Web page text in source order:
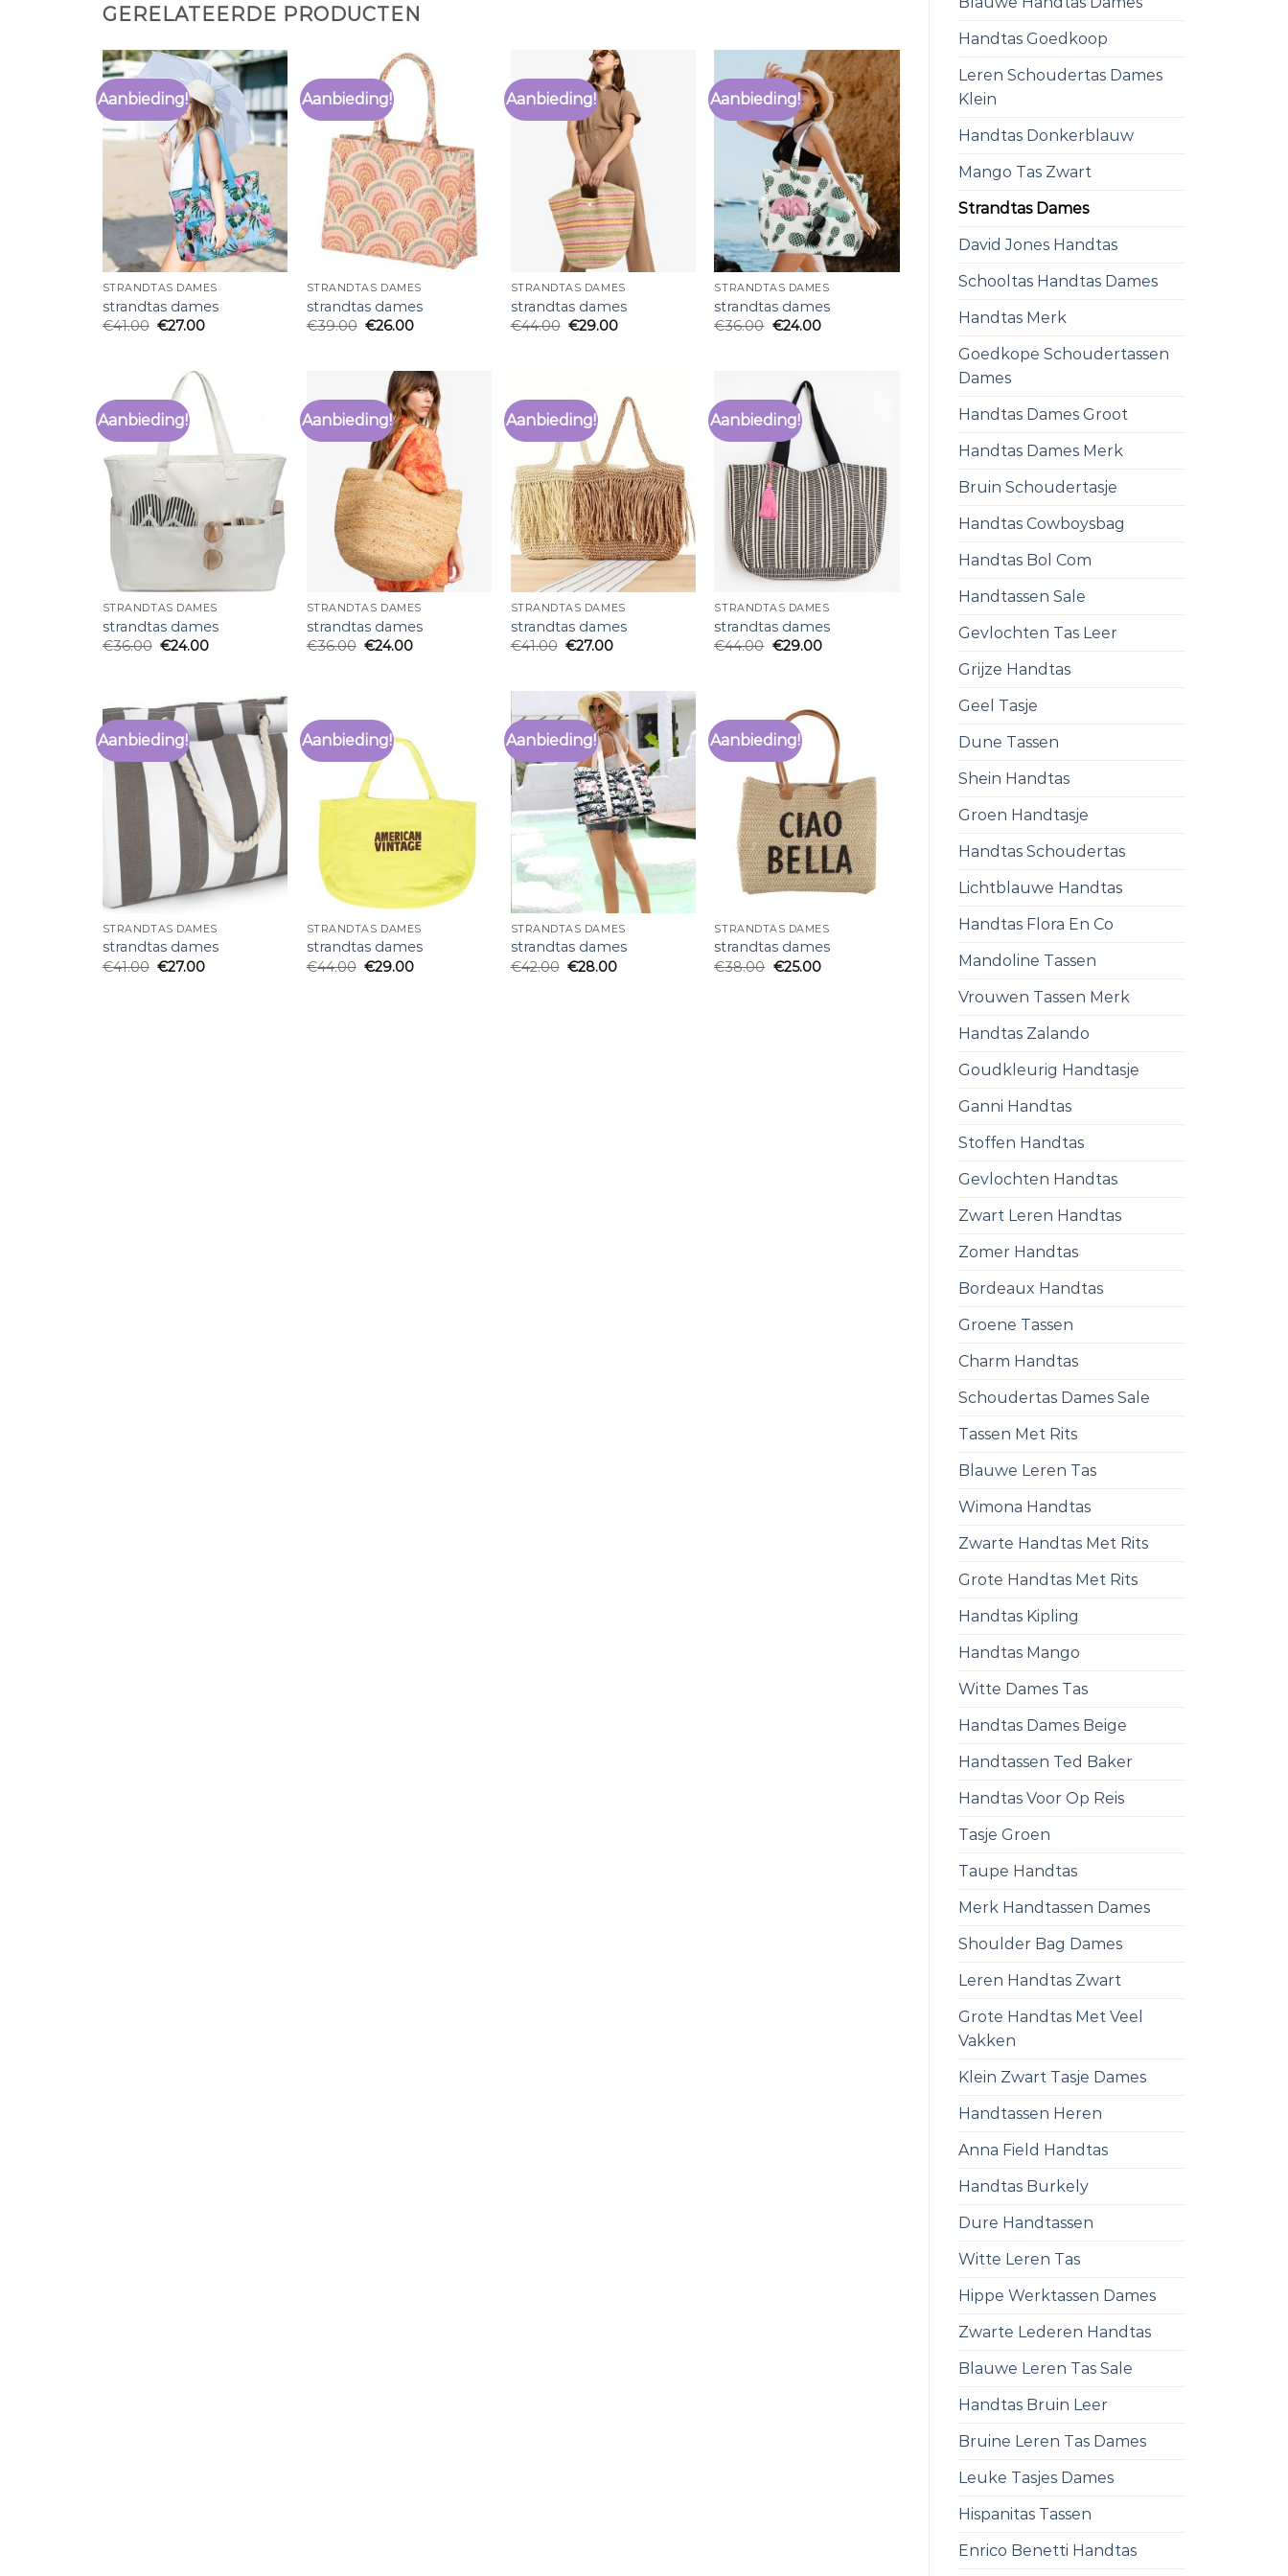
Handtas Goedkoop
Leren Schoudertas Dames
Klein
Handtas Donkerblauw
Mango Tas Zwart
Strandtas Dames
David Jones Handtas
Schooltas Handtas Dames
Handtas Merk
Goedkope Schoudertassen
Dames
Handtas Dames Groot
Handtas Dames Merk
Bruin Schoudertasje
Handtas Cowboysbag
Handtas Bol Com
Handtassen Sale
Gevlochten Tas Leer
Grijze Handtas
Geel Tasje
Dune Tassen
Shein Handtas
Groen Handtasje
Handtas Schoudertas
Lichtblauwe Handtas
Handtas Flora En Co
Mandoline Tassen
Vrouwen Tassen Merk
Handtas Zalando
Goudkleurig Handtasje
Ganni Handtas
Stoffen Handtas
Gevlochten Handtas
Zwart Leren Handtas
Zomer Handtas
Bordeaux Handtas
Groene Tassen
Charm Handtas
Schoudertas Dames Sale
Tassen Met Rits
Blauwe Leren Tas
Wimona Handtas
Zwarte Handtas Met Rits
Grote Handtas Met Rits
Handtas Kipling
Handtas Mango
Witte Dames Tas
Handtas Dames Beige
Handtassen Ted Baker
Handtas Voor Op Reis
Tasje Groen
Taupe Handtas
Merk Handtassen Dames
Shoulder Bag Dames
Leren Handtas Zwart
Grote Handtas Met Veel
Vakken
Klein Zwart Tasje Dames
Handtassen Heren
Anna Field Handtas
Handtas Burkely
Dure Handtassen
Witte Leren Tas
Hippe Werktassen Dames
Zwarte Lederen Handtas
Blauwe Leren Tas Sale
Handtas Bruin Leer
Bruine Leren Tas Dames
Leuke Tasjes Dames
Hispanitas Tassen
Enrico Benetti Handtas
GERELATEERDE PRODUCTEN
Aanbieding!
STRANDTAS DAMES
strandtas dames
€41.00 €27.00
Aanbieding!
STRANDTAS DAMES
strandtas dames
€39.00 €26.00
Aanbieding!
STRANDTAS DAMES
strandtas dames
€44.00 €29.00
Aanbieding!
STRANDTAS DAMES
strandtas dames
€36.00 €24.00
Aanbieding!
STRANDTAS DAMES
strandtas dames
€36.00 €24.00
Aanbieding!
STRANDTAS DAMES
strandtas dames
€36.00 €24.00
Aanbieding!
STRANDTAS DAMES
strandtas dames
€41.00 €27.00
Aanbieding!
STRANDTAS DAMES
strandtas dames
€44.00 €29.00
Aanbieding!
STRANDTAS DAMES
strandtas dames
€41.00 €27.00
Aanbieding!
STRANDTAS DAMES
strandtas dames
€44.00 €29.00
Aanbieding!
STRANDTAS DAMES
strandtas dames
€42.00 €28.00
Aanbieding!
STRANDTAS DAMES
strandtas dames
€38.00 €25.00